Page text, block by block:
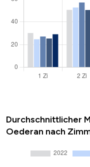
Durchschnittlicher
Oederan nach